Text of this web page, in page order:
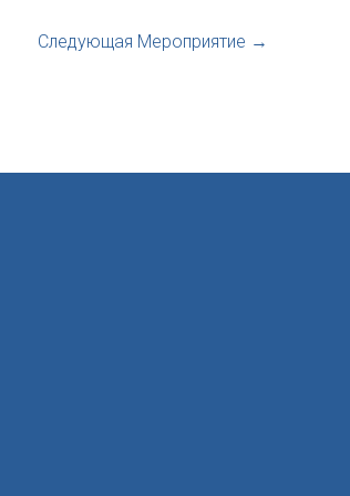
Следующая Мероприятие →